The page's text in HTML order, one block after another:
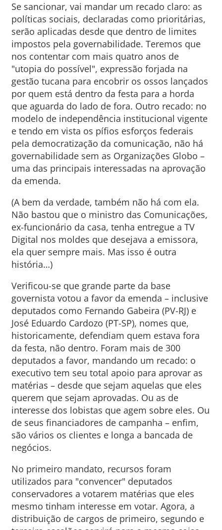
Se sancionar, vai mandar um recado claro: as
políticas sociais, declaradas como prioritárias,
serão aplicadas desde que dentro de limites
impostos pela governabilidade. Teremos que
nos contentar com mais quatro anos de
"utopia do possível", expressão forjada na
gestão tucana para encobrir os ossos lançados
por quem está dentro da festa para a horda
que aguarda do lado de fora. Outro recado: no
modelo de independência institucional vigente
e tendo em vista os pífios esforços federais
pela democratização da comunicação, não há
governabilidade sem as Organizações Globo –
uma das principais interessadas na aprovação
da emenda.
(A bem da verdade, também não há com ela.
Não bastou que o ministro das Comunicações,
ex-funcionário da casa, tenha entregue a TV
Digital nos moldes que desejava a emissora,
ela quer sempre mais. Mas isso é outra
história…)
Verificou-se que grande parte da base
governista votou a favor da emenda – inclusive
deputados como Fernando Gabeira (PV-RJ) e
José Eduardo Cardozo (PT-SP), nomes que,
historicamente, defendiam quem estava fora
da festa, não dentro. Foram mais de 300
deputados a favor, mandando um recado: o
executivo tem seu total apoio para aprovar as
matérias – desde que sejam aquelas que eles
querem que sejam aprovadas. Ou as de
interesse dos lobistas que agem sobre eles. Ou
de seus financiadores de campanha – enfim,
são vários os clientes e longa a bancada de
negócios.
No primeiro mandato, recursos foram
utilizados para "convencer" deputados
conservadores a votarem matérias que eles
mesmo tinham interesse em votar. Agora, a
distribuição de cargos de primeiro, segundo e